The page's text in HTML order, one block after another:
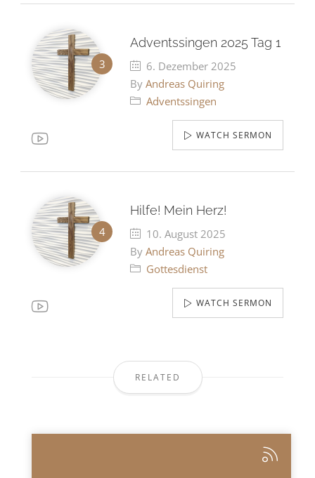
Adventssingen 2025 Tag 1
6. Dezember 2025
By Andreas Quiring
Adventssingen
WATCH SERMON
Hilfe! Mein Herz!
10. August 2025
By Andreas Quiring
Gottesdienst
WATCH SERMON
RELATED